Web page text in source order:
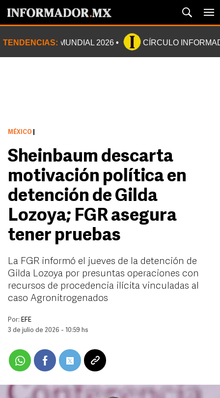
TENDENCIAS: MUNDIAL 2026 CÍRCULO
MÉXICO
Sheinbaum descarta
motivación política en
detención de Gilda
Lozoya; FGR asegura
tener pruebas
La FGR informó el jueves de la detención de
Gilda Lozoya por presuntas operaciones con
recursos de procedencia ilícita vinculadas al
caso Agronitrogenados
Por: EFE
3 de julio de 2026 - 10:59 hs